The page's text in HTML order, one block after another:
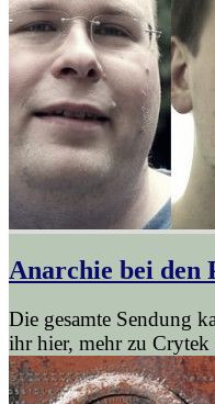
Anarchie bei den
Die gesamte Sendung
ihr hier, mehr zu